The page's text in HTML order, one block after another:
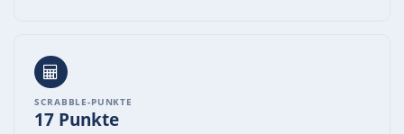
SCRABBLE-PUNKTE
17 Punkte